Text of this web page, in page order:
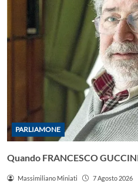
PARLIAMONE
Quando FRANCESCO
Massimiliano Miniati 7 Agosto 2026